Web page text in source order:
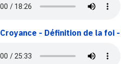
Croyance - Définition de la foi